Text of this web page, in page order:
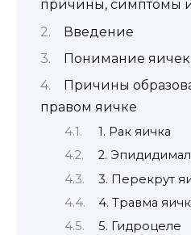
причины, симптомы
Введение
Понимание яичек
Причины
правом яичке
1. Рак яичка
2.
3. Перекрут
4. Травма
5. Гидроцеле